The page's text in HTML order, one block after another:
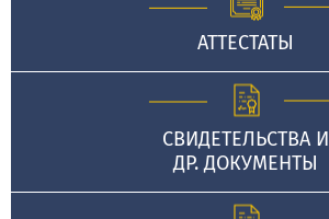
АТТЕСТАТЫ
СВИДЕТЕЛЬСТВА И
ДР. ДОКУМЕНТЫ